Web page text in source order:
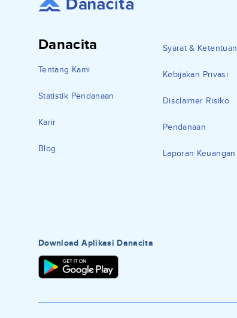
Danacita
Tentang Kami
Statistik Pendanaan
Karir
Blog
Syarat & Ketentuan
Kebijakan Privasi
Disclaimer Risiko
Pendanaan
Laporan Keuangan
Download Aplikasi Danacita